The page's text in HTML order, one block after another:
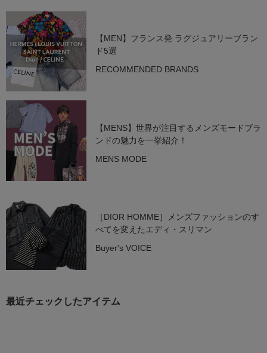
【MEN】フランス発 ラグジュアリーブラン
ド5選
RECOMMENDED BRANDS
【MENS】世界が注目するメンズモードブラ
ンドの魅力を一挙紹介！
MENS MODE
［DIOR HOMME］メンズファッションのす
べてを変えたエディ・スリマン
Buyer's VOICE
最近チェックしたアイテム